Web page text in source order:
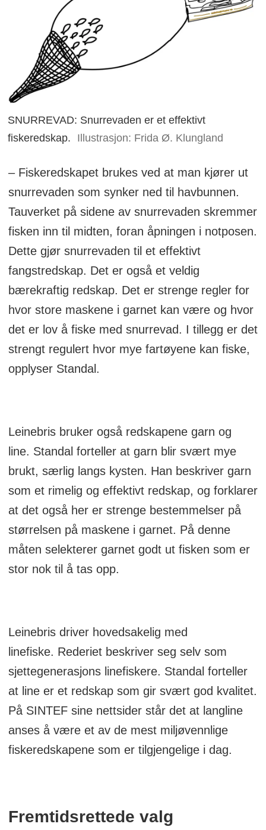
SNURREVAD: Snurrevaden er et effektivt
fiskeredskap.
Illustrasjon: Frida Ø. Klungland
– Fiskeredskapet brukes ved at man kjører ut
snurrevaden som synker ned til havbunnen.
Tauverket på sidene av snurrevaden skremmer
fisken inn til midten, foran åpningen i notposen.
Dette gjør snurrevaden til et effektivt
fangstredskap. Det er også et veldig
bærekraftig redskap. Det er strenge regler for
hvor store maskene i garnet kan være og hvor
det er lov å fiske med snurrevad. I tillegg er det
strengt regulert hvor mye fartøyene kan fiske,
opplyser Standal.
Leinebris bruker også redskapene garn og
line. Standal forteller at garn blir svært mye
brukt, særlig langs kysten. Han beskriver garn
som et rimelig og effektivt redskap, og forklarer
at det også her er strenge bestemmelser på
størrelsen på maskene i garnet. På denne
måten selekterer garnet godt ut fisken som er
stor nok til å tas opp.
Leinebris driver hovedsakelig med
linefiske. Rederiet beskriver seg selv som
sjettegenerasjons linefiskere. Standal forteller
at line er et redskap som gir svært god kvalitet.
På SINTEF sine nettsider står det at langline
anses å være et av de mest miljøvennlige
fiskeredskapene som er tilgjengelige i dag.
Fremtidsrettede valg